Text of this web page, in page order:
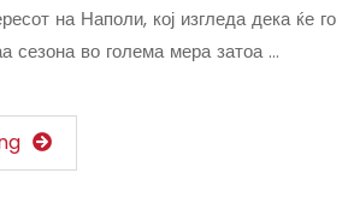
на Наполи, кој изгледа дека ќе го
сезона во голема мера затоа …